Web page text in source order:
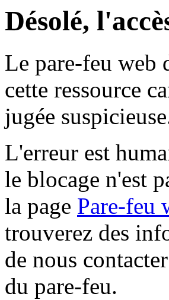
Désolé,
Le pare-feu web
cette ressource
jugée
L'erreur est
le blocage n'est
la page Pare-feu
trouverez des
de nous
du pare-feu.